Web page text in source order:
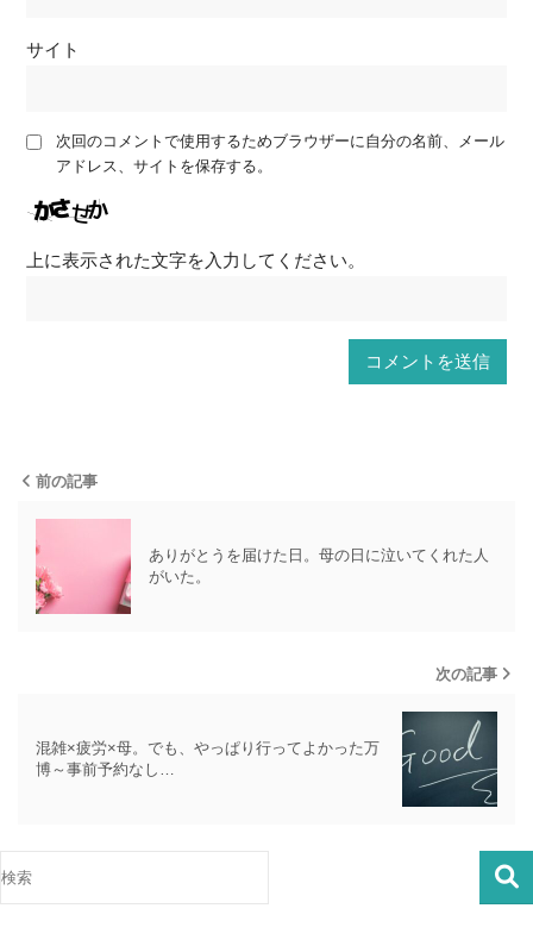
サイト
次回のコメントで使用するためブラウザーに自分の名前、メール
アドレス、サイトを保存する。
上に表示された文字を入力してください。
前の記事
ありがとうを届けた日。母の日に泣いてくれた人
がいた。
次の記事
混雑×疲労×母。でも、やっぱり行ってよかった万
博～事前予約なし…